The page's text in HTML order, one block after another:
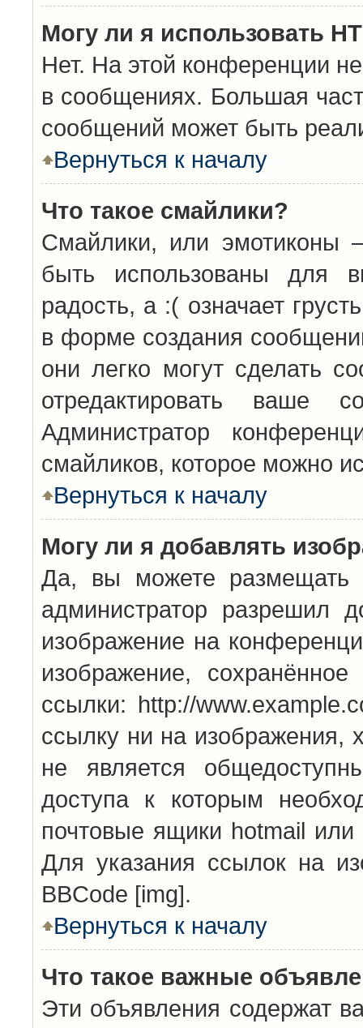
Могу ли я использовать
Нет. На этой конференции
в сообщениях. Большая
сообщений может быть
Вернуться к началу
Что такое смайлики?
Смайлики, или эмотиконы
быть использованы для
радость, а :( означает
в форме создания
они легко могут сделать
отредактировать ваше
Администратор
смайликов, которое можно
Вернуться к началу
Могу ли я добавлять
Да, вы можете размещать
администратор разрешил
изображение на
изображение,
ссылки: http://
ссылку ни на
не является
доступа к которым
почтовые ящики hotmail
Для указания ссылок на
BBCode [img].
Вернуться к началу
Что такое важные
Эти объявления содержат